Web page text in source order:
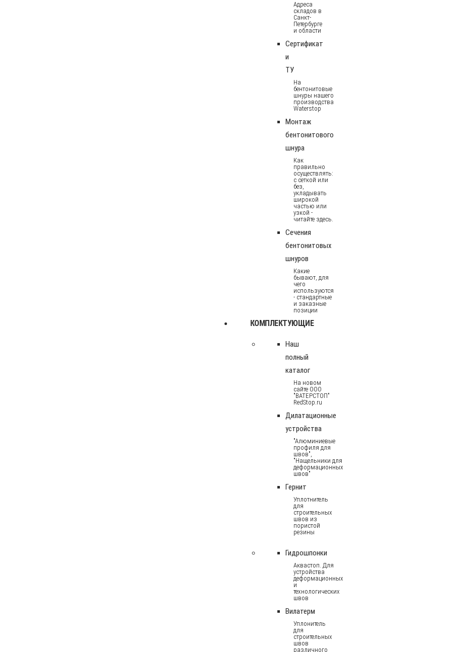
Адреса
складов в
Санкт-
Петербурге
и области
Сертификат
и
ТУ
На
бентонитовые
шнуры нашего
производства
Waterstop
Монтаж
бентонитового
шнура
Как
правильно
осуществлять:
с сеткой или
без,
укладывать
широкой
частью или
узкой -
читайте здесь.
Сечения
бентонитовых
шнуров
Какие
бывают, для
чего
используются
- стандартные
и заказные
позиции
КОМПЛЕКТУЮЩИЕ
Наш
полный
каталог
На новом
сайте ООО
"ВАТЕРСТОП"
RedStop.ru
Дилатационные
устройства
"Алюминиевые
профиля для
швов",
"Нащельники для
деформационных
швов"
Гернит
Уплотнитель
для
строительных
швов из
пористой
резины
Гидрошпонки
Аквастоп. Для
устройства
деформационных
и
технологических
швов
Вилатерм
Уплонитель
для
строительных
швов
различного